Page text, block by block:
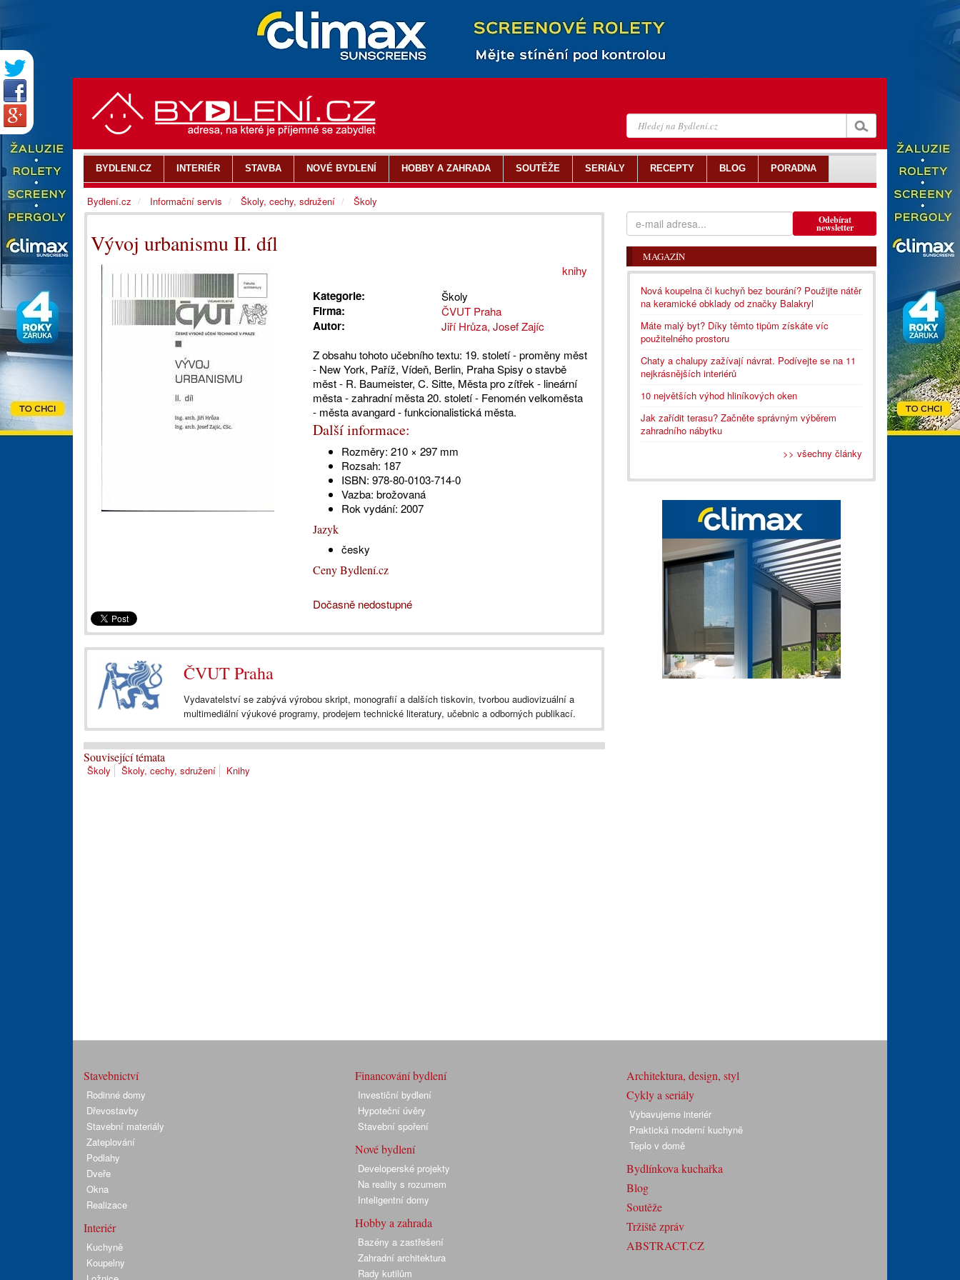
Vývoj urbanismu II. díl
knihy
Kategorie: Školy
Firma: ČVUT Praha
Autor:
Jiří Hrůza, Josef Zajíc
Z obsahu tohoto učebního textu: 19. století - proměny měst
- New York, Paříž, Vídeň, Berlin, Praha Spisy o stavbě
měst - R. Baumeister, C. Sitte, Města pro zítřek - lineární
města - zahradní města 20. století - Fenomén velkoměsta
- města avangard - funkcionalistická města.
Další informace:
Rozměry: 210 × 297 mm
Rozsah: 187
ISBN: 978-80-0103-714-0
Vazba: brožovaná
Rok vydání: 2007
Jazyk
česky
Ceny Bydlení.cz
Dočasně nedostupné
ČVUT Praha
Vydavatelství se zabývá výrobou skript, monografií a dalších tiskovin, tvorbou audiovizuální a
multimediální výukové programy, prodejem technické literatury, učebnic a odborných publikací.
Související témata
Školy Školy, cechy, sdružení Knihy
Odebírat
newsletter
MAGAZÍN
Nová koupelna či kuchyň bez bourání? Použijte nátěr
na keramické obklady od značky Balakryl
Máte malý byt? Díky těmto tipům získáte víc
použitelného prostoru
Chaty a chalupy zažívají návrat. Podívejte se na 11
nejkrásnějších interiérů
10 největších výhod hliníkových oken
Jak zařídit terasu? Začněte správným výběrem
zahradního nábytku
>> všechny články
BYDLENI.CZ INTERIÉR STAVBA NOVÉ BYDLENÍ HOBBY A ZAHRADA SOUTĚŽE SERIÁLY RECEPTY BLOG PORADNA
Bydlení.cz Informační servis Školy, cechy, sdružení Školy
Stavebnictví
Rodinné domy
Dřevostavby
Stavební materiály
Zateplování
Podlahy
Dveře
Okna
Realizace
Interiér
Kuchyně
Koupelny
Financování bydlení
Investiční bydlení
Hypoteční úvěry
Stavební spoření
Nové bydlení
Developerské projekty
Na reality s rozumem
Inteligentní domy
Hobby a zahrada
Bazény a zastřešení
Zahradní architektura
Rady kutilům
Architektura, design, styl
Cykly a seriály
Vybavujeme interiér
Praktická moderní kuchyně
Teplo v domě
Bydlínkova kuchařka
Blog
Soutěže
Tržiště zpráv
ABSTRACT.CZ